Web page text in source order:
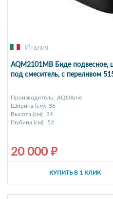
Италия
AQM2101MB Биде подвесное,
под смеситель, с переливом
Производитель: AQUAme
Ширина (см): 36
Высота (см): 34
Глубина (см): 52
20 000 ₽
КУПИТЬ В 1 КЛИК